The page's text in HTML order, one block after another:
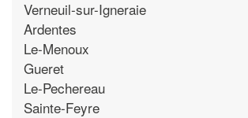
Verneuil-sur-Igneraie
Ardentes
Le-Menoux
Gueret
Le-Pechereau
Sainte-Feyre